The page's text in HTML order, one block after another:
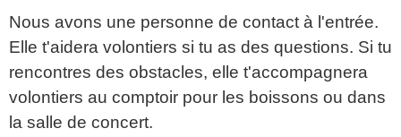
Nous avons une personne de contact à l'entrée.
Elle t'aidera volontiers si tu as des questions. Si tu
rencontres des obstacles, elle t'accompagnera
volontiers au comptoir pour les boissons ou dans
la salle de concert.